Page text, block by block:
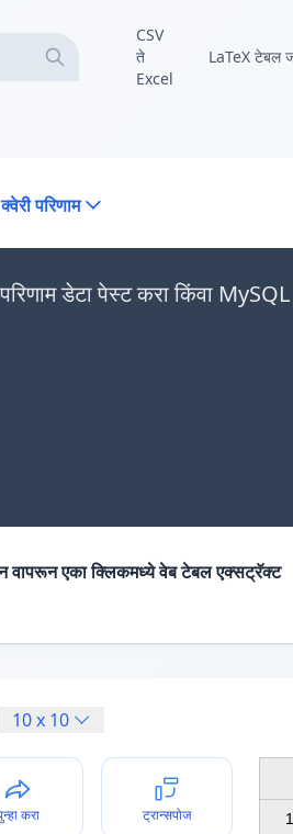
CSV
ते
Excel
LaTeX टेबल
परिणाम
डेटा पेस्ट करा किंवा
एका क्लिकमध्ये वेब टेबल एक्सट्रॅक्ट
10x 10
करा ट्रान्सपोज 1